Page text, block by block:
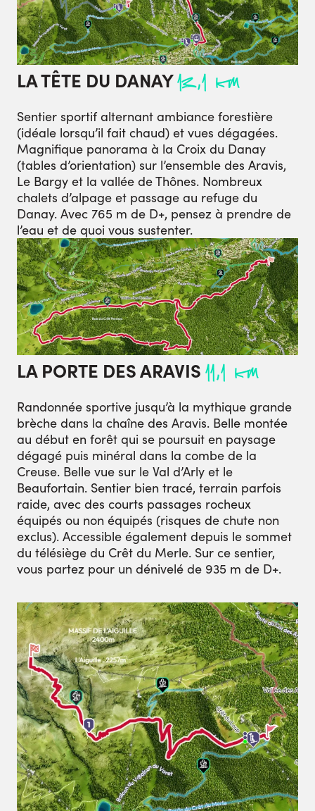
LA TÊTE DU DANAY 13,1 km
Sentier sportif alternant ambiance forestière
(idéale lorsqu’il fait chaud) et vues dégagées.
Magnifique panorama à la Croix du Danay
(tables d’orientation) sur l’ensemble des Aravis,
Le Bargy et la vallée de Thônes. Nombreux
chalets d’alpage et passage au refuge du
Danay. Avec 765 m de D+, pensez à prendre de
l’eau et de quoi vous sustenter.
LA PORTE DES ARAVIS 11,1 km
Randonnée sportive jusqu’à la mythique grande
brèche dans la chaîne des Aravis. Belle montée
au début en forêt qui se poursuit en paysage
dégagé puis minéral dans la combe de la
Creuse. Belle vue sur le Val d’Arly et le
Beaufortain. Sentier bien tracé, terrain parfois
raide, avec des courts passages rocheux
équipés ou non équipés (risques de chute non
exclus). Accessible également depuis le sommet
du télésiège du Crêt du Merle. Sur ce sentier,
vous partez pour un dénivelé de 935 m de D+.